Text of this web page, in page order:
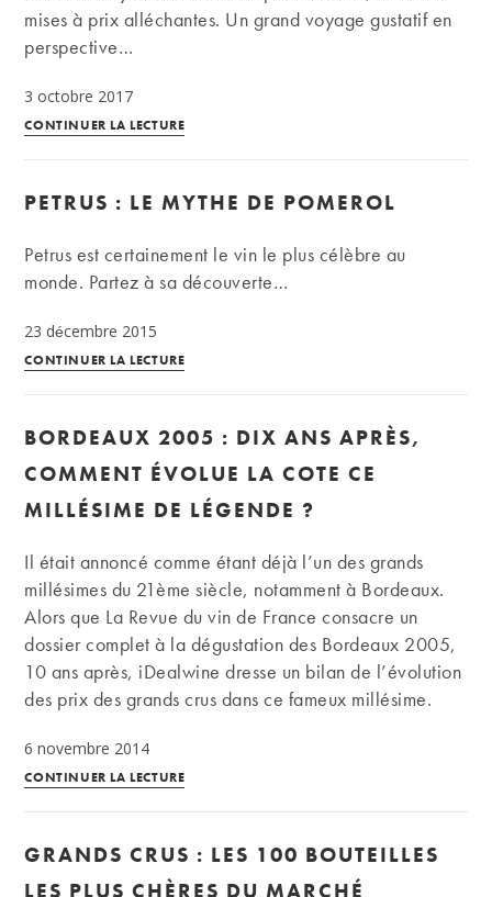
Bordeaux
mises à prix alléchantes. Un grand voyage gustatif en
perspective…
3 octobre 2017
CONTINUER LA LECTUREEnchères :
2000
joyaux
du
PETRUS : LE MYTHE DE POMEROL
Petrus est certainement le vin le plus célèbre au
monde. Partez à sa découverte…
23 décembre 2015
CONTINUER LA LECTUREPetrus
mythe
de
Pomerol
BORDEAUX 2005 : DIX ANS APRÈS,
COMMENT ÉVOLUE LA COTE CE
MILLÉSIME DE LÉGENDE ?
Il était annoncé comme étant déjà l’un des grands
millésimes du 21ème siècle, notamment à Bordeaux.
Alors que La Revue du vin de France consacre un
dossier complet à la dégustation des Bordeaux 2005,
10 ans après, iDealwine dresse un bilan de l’évolution
des prix des grands crus dans ce fameux millésime.
6 novembre 2014
CONTINUER LA LECTUREBordeaux
dix
ans
GRANDS CRUS : LES 100 BOUTEILLES
LES PLUS CHÈRES DU MARCHÉ